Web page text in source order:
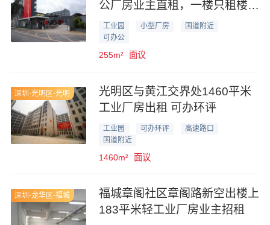
公厂房业主直租，一楼只租楼上
价
工业园 小型厂房
国道附近
可办公
255m² 面议
深圳-光明区-光明
光明区与黄江交界处1460平米
工业厂房出租 可办环评
工业园 可办环评
高速路口
国道附近
1460m² 面议
深圳-龙华区-福城
福城章阁社区章阁路新空出楼上
183平米轻工业厂房业主招租